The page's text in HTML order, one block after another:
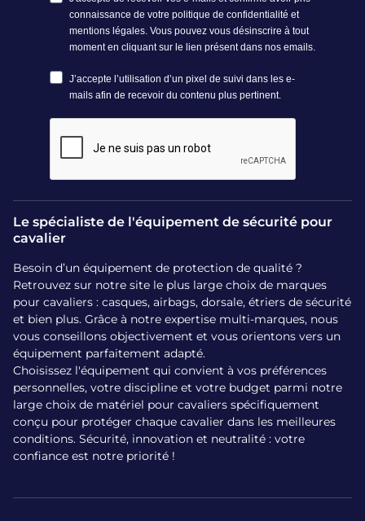
Le spécialiste de l'équipement de sécurité pour
cavalier
Besoin d’un équipement de protection de qualité ?
Retrouvez sur notre site le plus large choix de marques
pour cavaliers : casques, airbags, dorsale, étriers de sécurité
et bien plus. Grâce à notre expertise multi-marques, nous
vous conseillons objectivement et vous orientons vers un
équipement parfaitement adapté.
Choisissez l'équipement qui convient à vos préférences
personnelles, votre discipline et votre budget parmi notre
large choix de matériel pour cavaliers spécifiquement
conçu pour protéger chaque cavalier dans les meilleures
conditions. Sécurité, innovation et neutralité : votre
confiance est notre priorité !